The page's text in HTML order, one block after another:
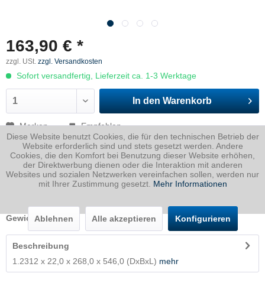
163,90 € *
zzgl. USt. zzgl. Versandkosten
Sofort versandfertig, Lieferzeit ca. 1-3 Werktage
In den Warenkorb
Merken Empfehlen
Artikel-Nr.: 2312022026800546P
Dicke
22 mm
268 mm
Gewicht 25.27Kg
Beschreibung
1.2312 x 22,0 x 268,0 x 546,0 (DxBxL) mehr
Diese Website benutzt Cookies, die für den technischen Betrieb der
Website erforderlich sind und stets gesetzt werden. Andere
Cookies, die den Komfort bei Benutzung dieser Website erhöhen,
der Direktwerbung dienen oder die Interaktion mit anderen
Websites und sozialen Netzwerken vereinfachen sollen, werden nur
mit Ihrer Zustimmung gesetzt. Mehr Informationen
Ablehnen Alle akzeptieren Konfigurieren